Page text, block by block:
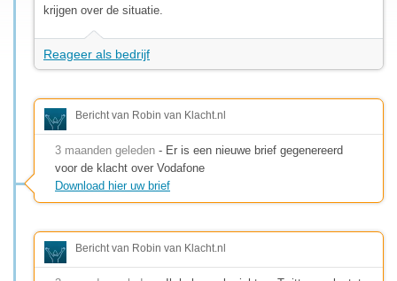
krijgen over de situatie.
Reageer als bedrijf
Bericht van Robin van Klacht.nl
3 maanden geleden - Er is een nieuwe brief gegenereerd
voor de klacht over Vodafone
Download hier uw brief
Bericht van Robin van Klacht.nl